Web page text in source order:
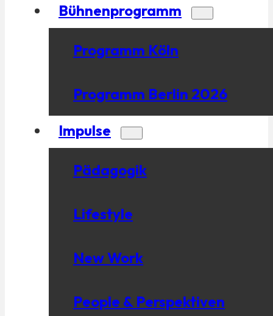
Bühnenprogramm
Programm Köln
Programm Berlin 2026
Impulse
Pädagogik
Lifestyle
New Work
People & Perspektiven